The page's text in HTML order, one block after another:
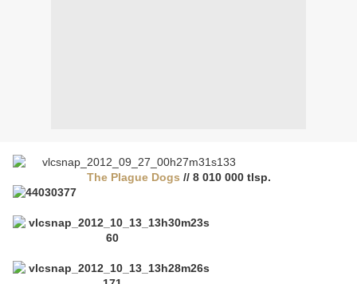
The Plague Dogs // 8 010 000 tlsp.